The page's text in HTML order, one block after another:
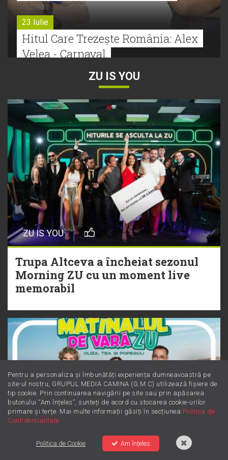
23 Iulie
Hitul Care Trezește România: Alex
Velea - Carnaval
Bătălie strânsă la Hitul Monstru Al
Verii: Cabron versus Faydee
21 Iulie
Dă volumul mai tare! Cabron vine
cu Hitul Monstru al Verii
20 Iulie
Episod nou | Muzica Aia x DJ
Christian Thomson
20 Iulie
Torpedoul lui Morar: Theo Rose -
ZU IS YOU
ZU IS YOU
Trupa Altceva a încheiat sezonul
Morning ZU cu un moment live
memorabil
Pentru a personaliza și îmbunătăți experiența dumneavoastră pe
site-ul nostru, GRUPUL MEDIA CAMINA (G.M.C) utilizează fișiere de
tip cookie. Prin continuarea navigării pe site sau prin apăsarea
butonului “Am înțeles”, sunteți de acord cu stocarea cookie-urilor
primare și terțe. Mai multe informații găsiți în secțiunea Politica de
Confidentialitate
Politica de Cookie Am înțeles